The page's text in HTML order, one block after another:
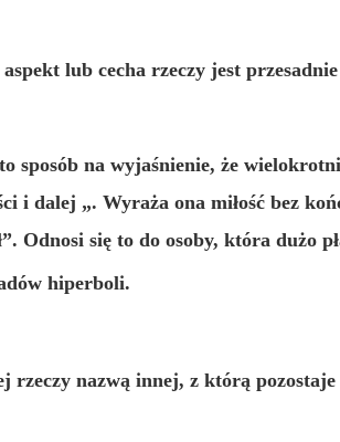
lub cecha rzeczy jest
sposób na wyjaśnienie, że
i dalej „. Wyraża ona miłość bez
Odnosi się to do osoby, która dużo
hiperboli.
rzeczy nazwą innej, z którą